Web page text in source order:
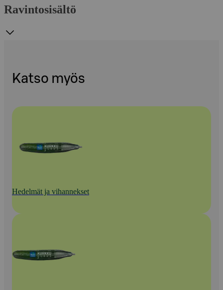
Ravintosisältö
Katso myös
Hedelmät ja vihannekset